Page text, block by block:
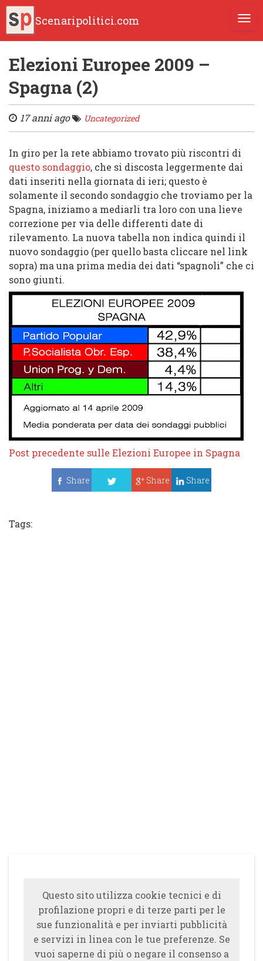
Scenaripolitici.com
Elezioni Europee 2009 –
Spagna (2)
17 anni ago Uncategorized
In giro per la rete abbiamo trovato più riscontri di
questo sondaggio, che si discosta leggermente dai
dati inseriti nella giornata di ieri; questo è
solamente il secondo sondaggio che troviamo per la
Spagna, iniziamo a mediarli tra loro con una lieve
correzione per via delle differenti date di
rilevamento. La nuova tabella non indica quindi il
nuovo sondaggio (per quello basta cliccare nel link
sopra) ma una prima media dei dati “spagnoli” che ci
sono giunti.
Post precedente sulle Elezioni Europee in Spagna
Share
Share Share
Tags:
Questo sito utilizza cookie tecnici e di
profilazione propri e di terze parti per le
sue funzionalità e per inviarti pubblicità
e servizi in linea con le tue preferenze. Se
vuoi saperne di più o negare il consenso a